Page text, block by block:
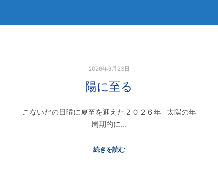
2026年6月23日
陽に至る
こないだの日曜に夏至を迎えた２０２６年 太陽の年
周期的に…
続きを読む